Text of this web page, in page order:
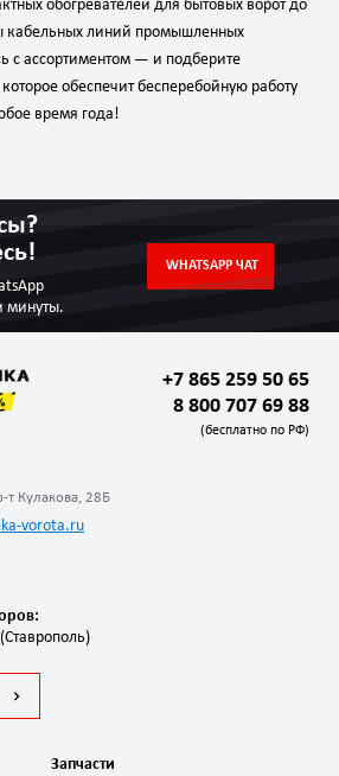
обогревателей для бытовых ворот до
кабельных линий промышленных
с ассортиментом — и подберите
обеспечит бесперебойную работу
время года!
минуты.
WHATSAPP ЧАТ
т Кулакова, 28Б
vorota.ru
+7 865 259 50 65
8 800 707 69 88
(бесплатно по РФ)
Запчасти